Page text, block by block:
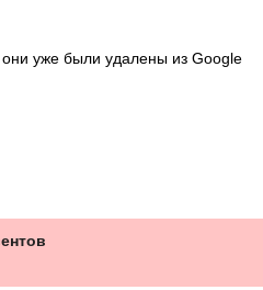
уже были удалены из Google